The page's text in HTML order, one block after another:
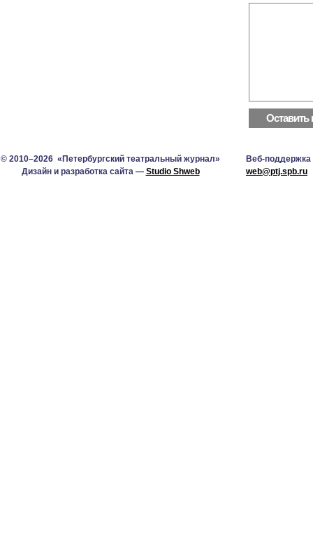
© 2010–2026 «Петербургский театральный журнал»
Дизайн и разработка сайта — Studio Shweb
Веб-поддержка
web@ptj.spb.ru